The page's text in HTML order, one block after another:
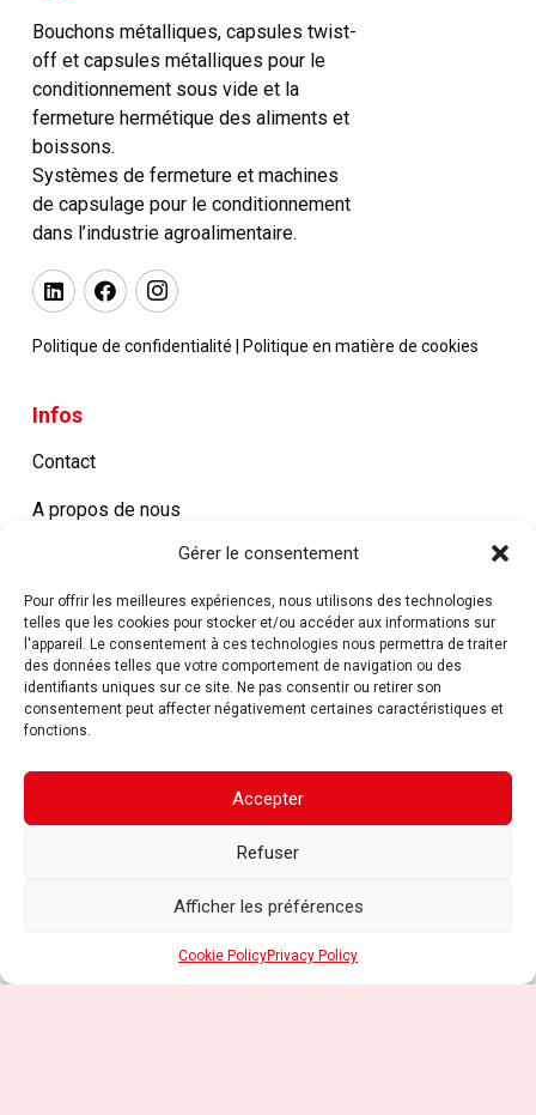
Gérer le consentement
Pour offrir les meilleures expériences, nous utilisons des technologies
telles que les cookies pour stocker et/ou accéder aux informations sur
l'appareil. Le consentement à ces technologies nous permettra de traiter
des données telles que votre comportement de navigation ou des
identifiants uniques sur ce site. Ne pas consentir ou retirer son
consentement peut affecter négativement certaines caractéristiques et
fonctions.
Accepter
Refuser
Afficher les préférences
Cookie PolicyPrivacy Policy
Bouchons métalliques, capsules twist-
off et capsules métalliques pour le
conditionnement sous vide et la
fermeture hermétique des aliments et
boissons.
Systèmes de fermeture et machines
de capsulage pour le conditionnement
dans l’industrie agroalimentaire.
Politique de confidentialité Politique en matière de cookies
Infos
Contact
A propos de nous
Travaillez avec nous
Produits
Capsules